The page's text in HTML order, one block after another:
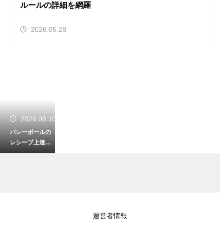
ルールの詳細を網羅
2026.05.28
2026.08.10
バレーボールの
レシーブ上達
法！スプリット
運営者情報